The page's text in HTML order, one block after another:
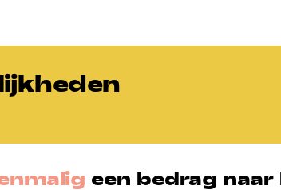
een bedrag naar